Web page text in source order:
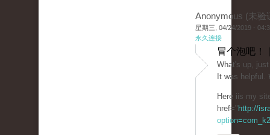
Anonymous (未验
星期三, 04/24/2019 -
永久连接
冒个泡吧！
What's up,
It was helpful.
Here iis my
href=" http://